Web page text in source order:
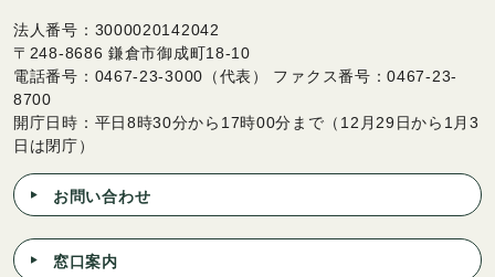
法人番号：3000020142042
〒248-8686 鎌倉市御成町18-10
電話番号：0467-23-3000（代表） ファクス番号：0467-23-
8700
開庁日時：平日8時30分から17時00分まで（12月29日から1月3
日は閉庁）
お問い合わせ
窓口案内